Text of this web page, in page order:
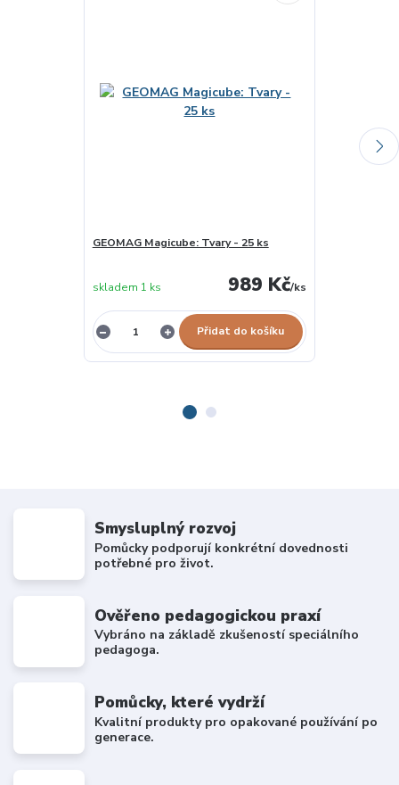
GEOMAG Magicube: Tvary - 25 ks
989 Kč/ks
skladem 1 ks
Přidat do košíku
Smysluplný rozvoj
Pomůcky podporují konkrétní dovednosti
potřebné pro život.
Ověřeno pedagogickou praxí
Vybráno na základě zkušeností speciálního
pedagoga.
Pomůcky, které vydrží
Kvalitní produkty pro opakované používání po
generace.